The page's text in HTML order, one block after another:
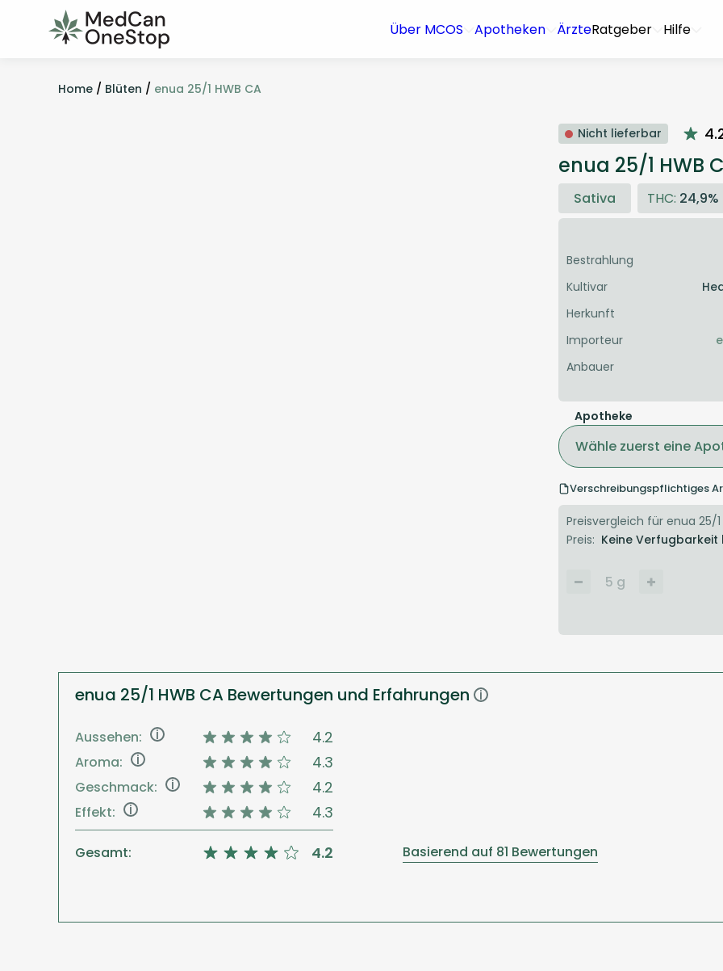
Über MCOS Apotheken ÄrzteRatgeber Hilfe
Home / Blüten / enua 25/1 HWB CA
Nicht lieferbar
enua 25/1 HWB
Sativa THC: 24,9%
Bestrahlung
Kultivar
Herkunft
Importeur
Anbauer
Apotheke
Wähle zuerst eine
Verschreibungspflichtiges
Preisvergleich für enua 25/1
Preis: Keine
5 g
enua 25/1 HWB CA Bewertungen und Erfahrungen i
Aussehen: i 4.2
Aroma: i 4.3
Geschmack: i 4.2
Effekt: i 4.3
Gesamt: 4.2 Basierend auf 81 Bewertungen